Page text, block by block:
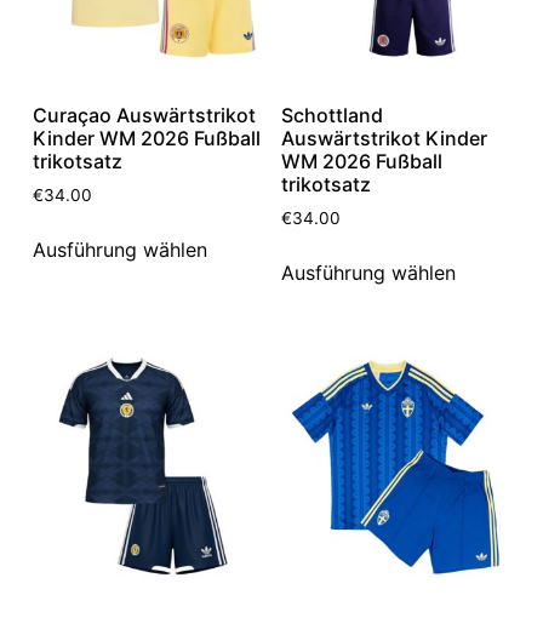
Curaçao Auswärtstrikot
Kinder WM 2026 Fußball
trikotsatz
€34.00
Ausführung wählen
Schottland
Auswärtstrikot Kinder
WM 2026 Fußball
trikotsatz
€34.00
Ausführung wählen